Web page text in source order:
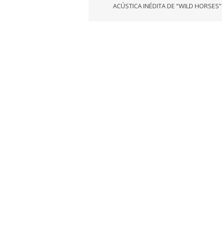
entradas
ACÚSTICA INÉDITA DE “WILD HORSES”